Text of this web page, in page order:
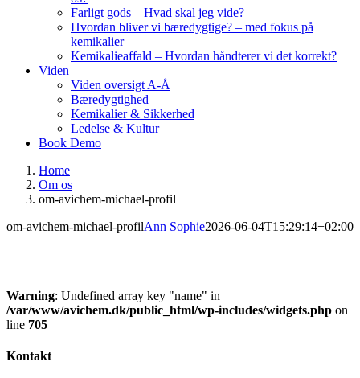
Farligt gods – Hvad skal jeg vide?
Hvordan bliver vi bæredygtige? – med fokus på
kemikalier
Kemikalieaffald – Hvordan håndterer vi det korrekt?
Viden
Viden oversigt A-Å
Bæredygtighed
Kemikalier & Sikkerhed
Ledelse & Kultur
Book Demo
Home
Om os
om-avichem-michael-profil
om-avichem-michael-profilAnn Sophie2026-06-04T15:29:14+02:00
Warning: Undefined array key "name" in
/var/www/avichem.dk/public_html/wp-includes/widgets.php on
line 705
Kontakt